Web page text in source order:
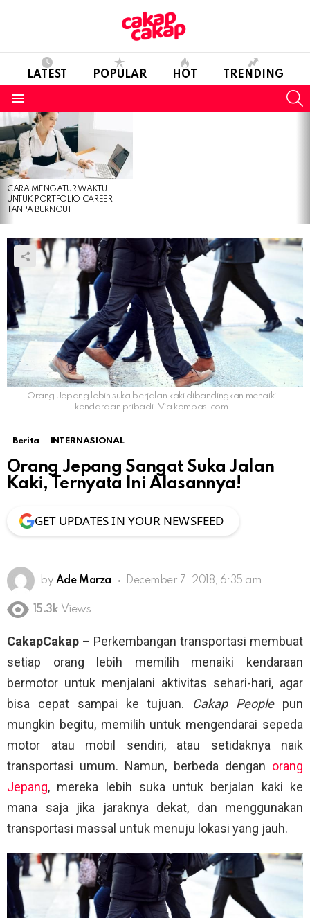
LATEST POPULAR HOT TRENDING
LATEST
STORIES
CARA MENGATUR WAKTU
UNTUK PORTFOLIO CAREER
TANPA BURNOUT
Orang Jepang lebih suka berjalan kaki dibandingkan menaiki
kendaraan pribadi. Via kompas.com
Berita INTERNASIONAL
Orang Jepang Sangat Suka Jalan
Kaki, Ternyata Ini Alasannya!
GET UPDATES IN YOUR NEWSFEED
by Ade Marza December 7, 2018, 6:35 am
15.3k Views
CakapCakap – Perkembangan transportasi membuat
setiap orang lebih memilih menaiki kendaraan
bermotor untuk menjalani aktivitas sehari-hari, agar
bisa cepat sampai ke tujuan. Cakap Peoplepun
mungkin begitu, memilih untuk mengendarai sepeda
motor atau mobil sendiri, atau setidaknya naik
transportasi umum. Namun, berbeda dengan orang
Jepang, mereka lebih suka untuk berjalan kaki ke
mana saja jika jaraknya dekat, dan menggunakan
transportasi massal untuk menuju lokasi yang jauh.